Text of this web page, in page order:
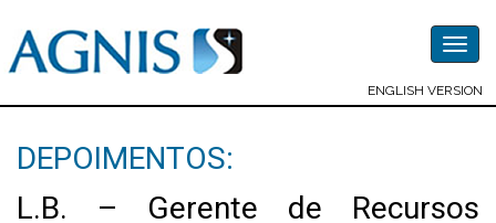
ENGLISH VERSION
DEPOIMENTOS:
L.B. – Gerente de Recursos